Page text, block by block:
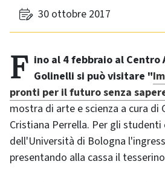
30 ottobre 2017
Fino al 4 febbraio al Centro Arti e Scienze Golinelli si può visitare "
pronti per il futuro senza
mostra di arte e scienza a cura di
Cristiana Perrella. Per gli studenti
dell'Università di Bologna
presentando alla cassa il